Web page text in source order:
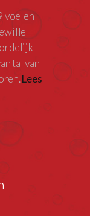
voelen
tal van
Lees